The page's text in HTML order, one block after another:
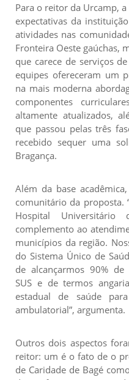
Para o reitor da Urcamp,
expectativas da
atividades nas
Fronteira Oeste gaúchas,
que carece de serviços
equipes ofereceram um
na mais moderna
componentes
altamente atualizados,
que passou pelas três
recebido sequer uma
Bragança.
Além da base
comunitário da proposta.
Hospital Universitário
complemento ao
municípios da região.
do Sistema Único de
de alcançarmos 90%
SUS e de termos
estadual de saúde
ambulatorial”, argumenta.
Outros dois aspectos
reitor: um é o fato de o
de Caridade de Bagé